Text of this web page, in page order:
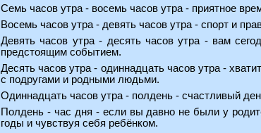
Семь часов утра - восемь часов утра - приятное
Восемь часов утра - девять часов утра - спорт и
Девять часов утра - десять часов утра - вам
предстоящим событием.
Десять часов утра - одиннадцать часов утра -
с подругами и родными людьми.
Одиннадцать часов утра - полдень - счастливый
Полдень - час дня - если вы давно не были у
годы и чувствуя себя ребёнком.